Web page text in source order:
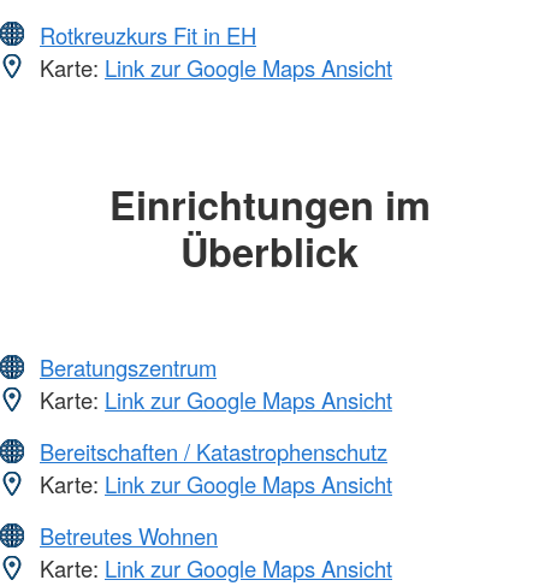
Rotkreuzkurs Fit in EH
Karte: Link zur Google Maps Ansicht
Einrichtungen im
Überblick
Beratungszentrum
Karte: Link zur Google Maps Ansicht
Bereitschaften / Katastrophenschutz
Karte: Link zur Google Maps Ansicht
Betreutes Wohnen
Karte: Link zur Google Maps Ansicht